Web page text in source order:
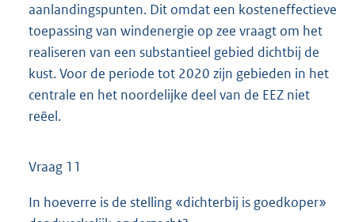
aanlandingspunten. Dit omdat een kosteneffectieve
toepassing van windenergie op zee vraagt om het
realiseren van een substantieel gebied dichtbij de
kust. Voor de periode tot 2020 zijn gebieden in het
centrale en het noordelijke deel van de EEZ niet
reëel.
Vraag 11
In hoeverre is de stelling «dichterbij is goedkoper»